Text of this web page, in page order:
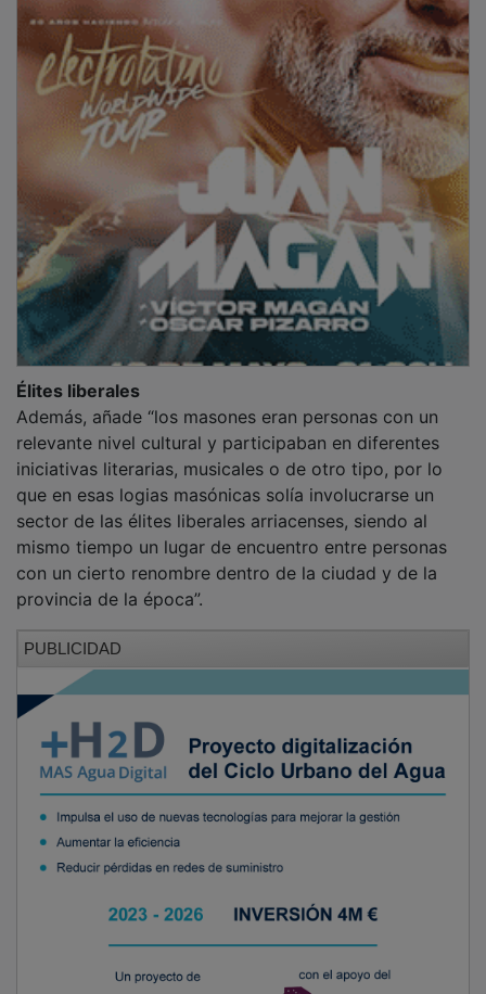
Élites liberales
Además, añade “los masones eran personas con un
relevante nivel cultural y participaban en diferentes
iniciativas literarias, musicales o de otro tipo, por lo
que en esas logias masónicas solía involucrarse un
sector de las élites liberales arriacenses, siendo al
mismo tiempo un lugar de encuentro entre personas
con un cierto renombre dentro de la ciudad y de la
provincia de la época”.